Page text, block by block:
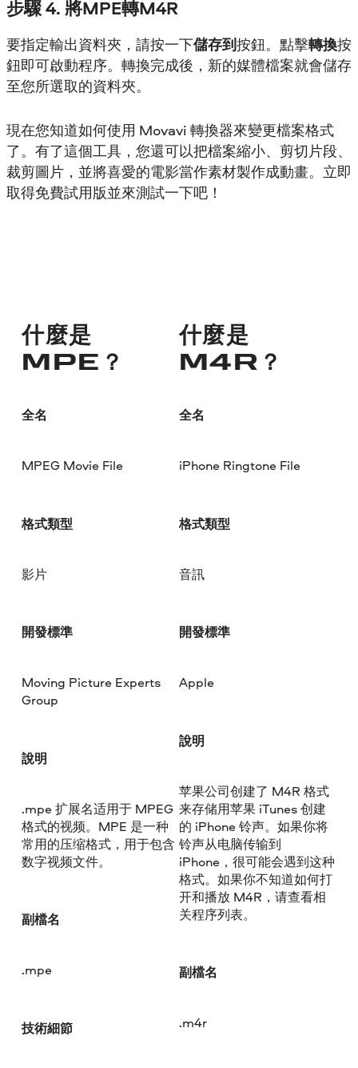
步驟 4. 將MPE轉M4R
要指定輸出資料夾，請按一下儲存到按鈕。點擊轉換按
鈕即可啟動程序。轉換完成後，新的媒體檔案就會儲存
至您所選取的資料夾。
現在您知道如何使用 Movavi 轉換器來變更檔案格式
了。有了這個工具，您還可以把檔案縮小、剪切片段、
裁剪圖片，並將喜愛的電影當作素材製作成動畫。立即
取得免費試用版並來測試一下吧！
什麼是
MPE？
全名
MPEG Movie File
格式類型
影片
開發標準
Moving Picture Experts
Group
說明
.mpe 扩展名适用于 MPEG
格式的视频。MPE 是一种
常用的压缩格式，用于包含
数字视频文件。
副檔名
.mpe
技術細節
什麼是
M4R？
全名
iPhone Ringtone File
格式類型
音訊
開發標準
Apple
說明
苹果公司创建了 M4R 格式
来存储用苹果 iTunes 创建
的 iPhone 铃声。如果你将
铃声从电脑传输到
iPhone，很可能会遇到这种
格式。如果你不知道如何打
开和播放 M4R，请查看相
关程序列表。
副檔名
.m4r